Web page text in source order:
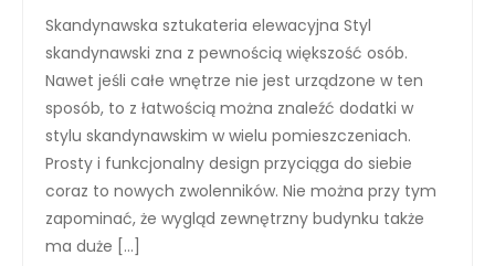
Skandynawska sztukateria elewacyjna Styl
skandynawski zna z pewnością większość osób.
Nawet jeśli całe wnętrze nie jest urządzone w ten
sposób, to z łatwością można znaleźć dodatki w
stylu skandynawskim w wielu pomieszczeniach.
Prosty i funkcjonalny design przyciąga do siebie
coraz to nowych zwolenników. Nie można przy tym
zapominać, że wygląd zewnętrzny budynku także
ma duże […]